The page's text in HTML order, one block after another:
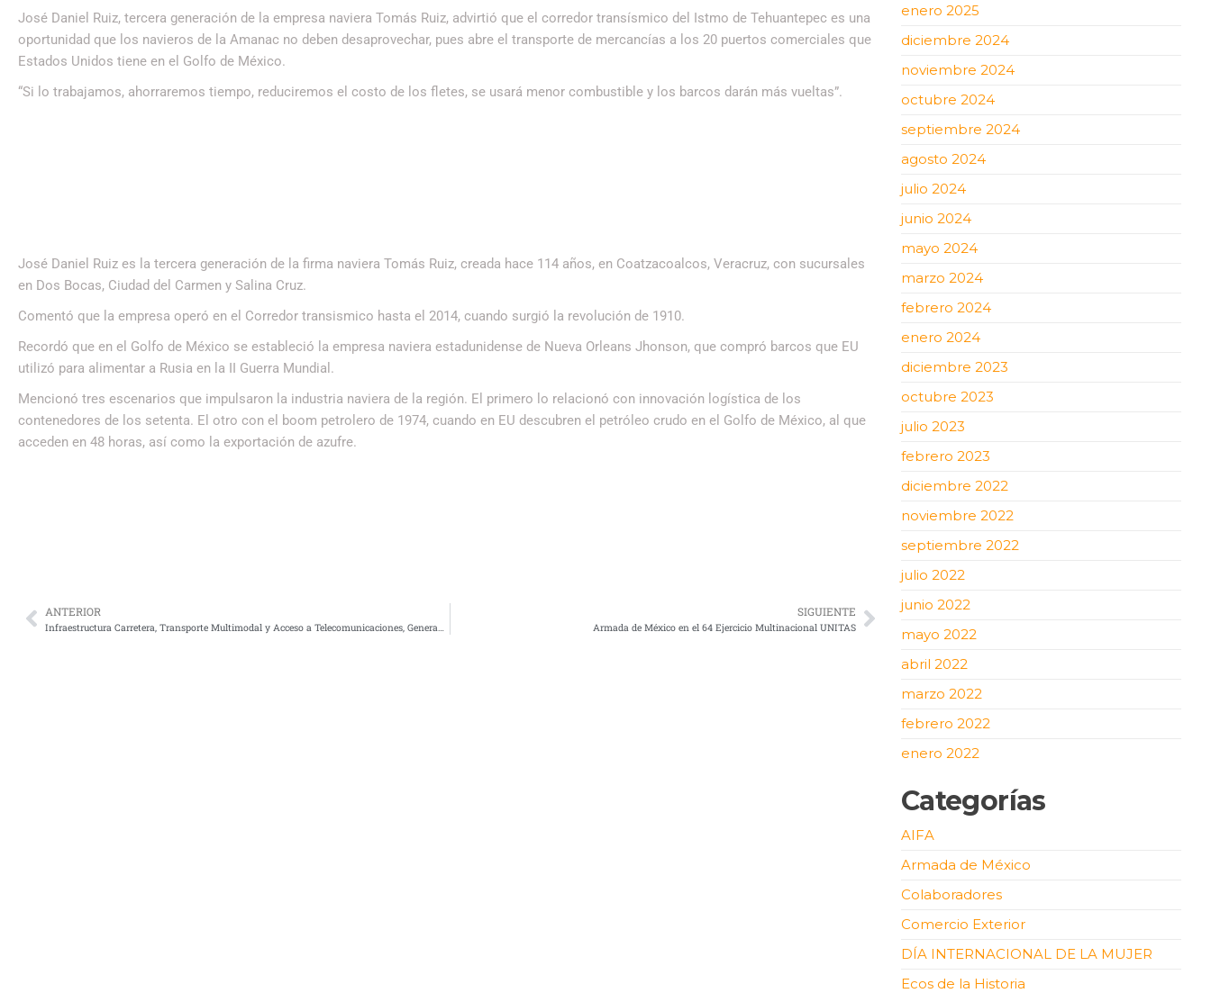
José Daniel Ruiz, tercera generación de la empresa naviera Tomás Ruiz, advirtió que el corredor transísmico del Istmo de Tehuantepec es una
oportunidad que los navieros de la Amanac no deben desaprovechar, pues abre el transporte de mercancías a los 20 puertos comerciales que
Estados Unidos tiene en el Golfo de México.
“Si lo trabajamos, ahorraremos tiempo, reduciremos el costo de los fletes, se usará menor combustible y los barcos darán más vueltas”.
José Daniel Ruiz es la tercera generación de la firma naviera Tomás Ruiz, creada hace 114 años, en Coatzacoalcos, Veracruz, con sucursales
en Dos Bocas, Ciudad del Carmen y Salina Cruz.
Comentó que la empresa operó en el Corredor transismico hasta el 2014, cuando surgió la revolución de 1910.
Recordó que en el Golfo de México se estableció la empresa naviera estadunidense de Nueva Orleans Jhonson, que compró barcos que EU
utilizó para alimentar a Rusia en la II Guerra Mundial.
Mencionó tres escenarios que impulsaron la industria naviera de la región. El primero lo relacionó con innovación logística de los
contenedores de los setenta. El otro con el boom petrolero de 1974, cuando en EU descubren el petróleo crudo en el Golfo de México, al que
acceden en 48 horas, así como la exportación de azufre.
ANTERIOR SIGUIENTE
Armada de México en el 64 Ejercicio Multinacional UNITAS
enero 2025
diciembre 2024
noviembre 2024
octubre 2024
septiembre 2024
agosto 2024
julio 2024
junio 2024
mayo 2024
marzo 2024
febrero 2024
enero 2024
diciembre 2023
octubre 2023
julio 2023
febrero 2023
diciembre 2022
noviembre 2022
septiembre 2022
julio 2022
junio 2022
mayo 2022
abril 2022
marzo 2022
febrero 2022
enero 2022
Categorías
AIFA
Armada de México
Colaboradores
Comercio Exterior
DÍA INTERNACIONAL DE LA MUJER
Ecos de la Historia